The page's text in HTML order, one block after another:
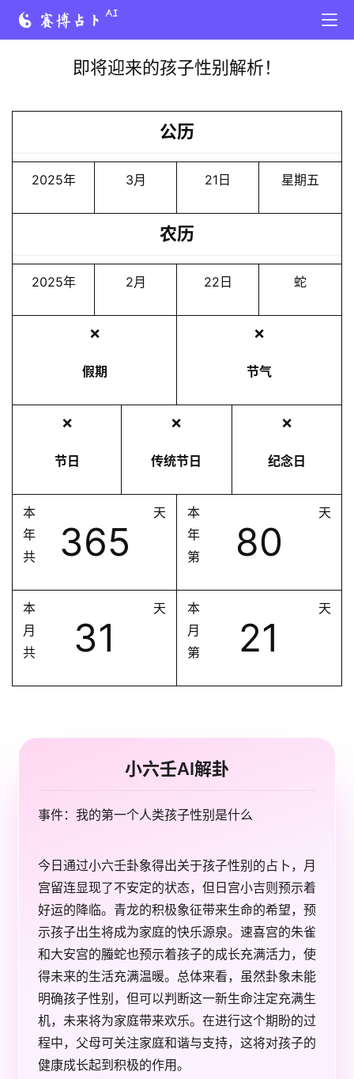
即将迎来的孩子性别解析！
公历
2025年 3月 21日 星期五
农历
2025年 2月 22日 蛇
❌
假期
❌
节气
❌
节日
❌
传统节日
❌
纪念日
本
年
共
365
天
本
年
第
80
天
本
月
共
31
天
本
月
第
21
天
小六壬AI解卦
事件：我的第一个人类孩子性别是什么
今日通过小六壬卦象得出关于孩子性别的占卜，月
宫留连显现了不安定的状态，但日宫小吉则预示着
好运的降临。青龙的积极象征带来生命的希望，预
示孩子出生将成为家庭的快乐源泉。速喜宫的朱雀
和大安宫的螣蛇也预示着孩子的成长充满活力，使
得未来的生活充满温暖。总体来看，虽然卦象未能
明确孩子性别，但可以判断这一新生命注定充满生
机，未来将为家庭带来欢乐。在进行这个期盼的过
程中，父母可关注家庭和谐与支持，这将对孩子的
健康成长起到积极的作用。